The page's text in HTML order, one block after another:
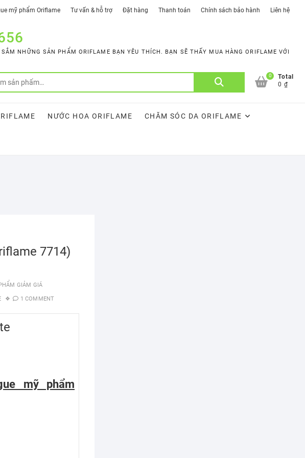
mỹ phẩm Oriflame Tư vấn & hỗ trợ Đặt hàng Thanh toán Chính sách bảo hành Liên hệ
NHỮNG SẢN PHẨM ORIFLAME BẠN YÊU THÍCH. BẠN SẼ THẤY MUA HÀNG ORIFLAME VỚI
0
Total
0 ₫
NƯỚC HOA ORIFLAME CHĂM SÓC DA ORIFLAME
7714)
GIẢM GIÁ
1 COMMENT
mỹ phẩm